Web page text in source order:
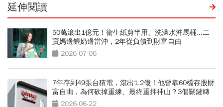
延伸閱讀
50萬滾出1億元！衛生紙剪半用、洗澡水沖馬桶...二
寶媽邊餵奶邊當沖，2年從負債到財富自由
2026-07-06
7年存到49張台積電，滾出1.2億！他曾靠60檔存股財
富自由，為何砍掉重練、最終重押神山？3個關鍵轉
折 2026-06-22